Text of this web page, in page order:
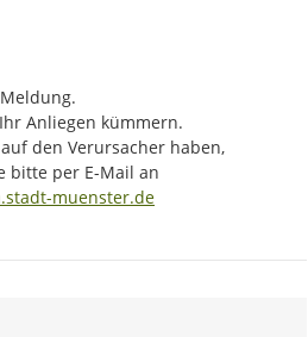
Anliegen kümmern.
den Verursacher haben,
muenster.de